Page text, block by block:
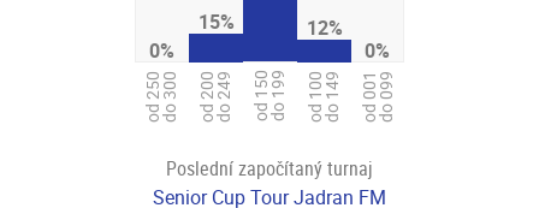
0%
od 250do 300
15%
od 200do 249 od 150do 199
12%
od 100do 149
0%
od 001do 099
Poslední započítaný turnaj
Senior Cup Tour Jadran FM